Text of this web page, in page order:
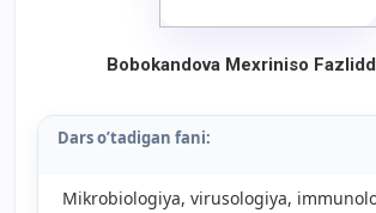
Bobokandova Mexriniso
Dars o’tadigan fani:
Mikrobiologiya, virusologiya,